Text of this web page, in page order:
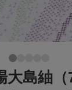
大島紬